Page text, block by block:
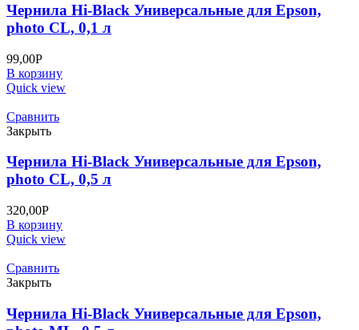
Чернила Hi-Black Универсальные для Epson,
photo CL, 0,1 л
99,00Р
В корзину
Quick view
Сравнить
Закрыть
Чернила Hi-Black Универсальные для Epson,
photo CL, 0,5 л
320,00Р
В корзину
Quick view
Сравнить
Закрыть
Чернила Hi-Black Универсальные для Epson,